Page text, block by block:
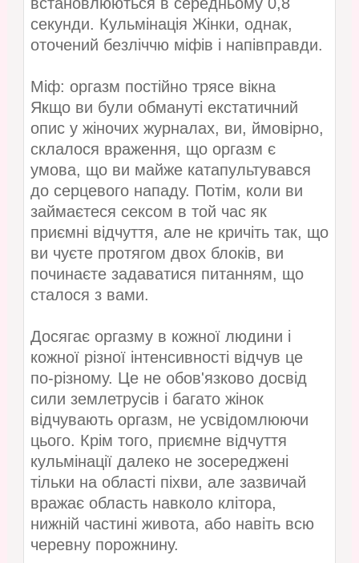
секунди. Кульмінація Жінки, однак,
оточений безліччю міфів і напівправди.
Міф: оргазм постійно трясе вікна
Якщо ви були обмануті екстатичний
опис у жіночих журналах, ви, ймовірно,
склалося враження, що оргазм є
умова, що ви майже катапультувався
до серцевого нападу. Потім, коли ви
займаєтеся сексом в той час як
приємні відчуття, але не кричіть так, що
ви чуєте протягом двох блоків, ви
починаєте задаватися питанням, що
сталося з вами.
Досягає оргазму в кожної людини і
кожної різної інтенсивності відчув це
по-різному. Це не обов'язково досвід
сили землетрусів і багато жінок
відчувають оргазм, не усвідомлюючи
цього. Крім того, приємне відчуття
кульмінації далеко не зосереджені
тільки на області піхви, але зазвичай
вражає область навколо клітора,
нижній частині живота, або навіть всю
черевну порожнину.